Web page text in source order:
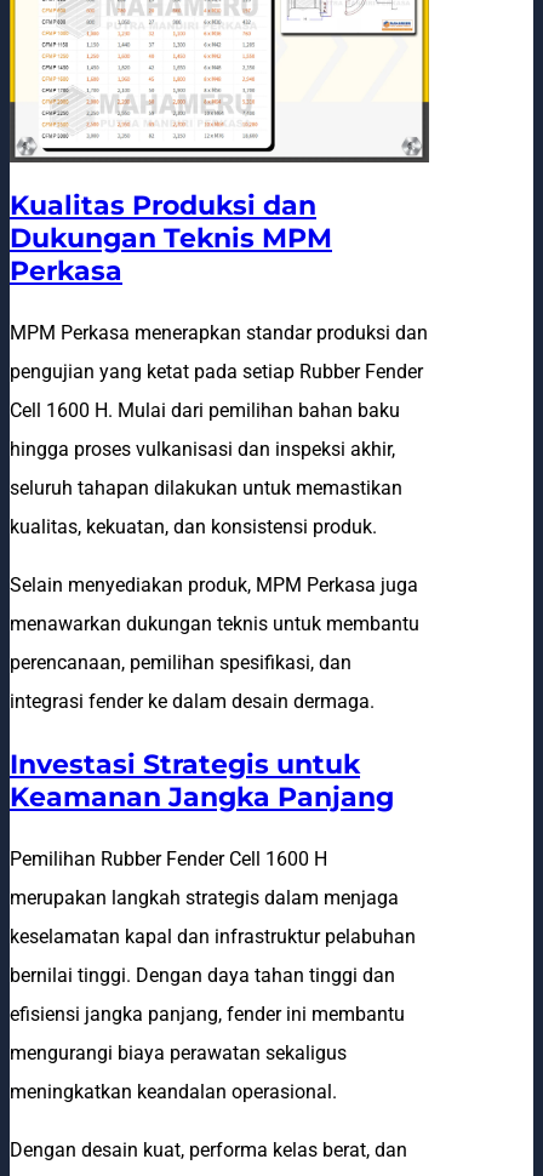
Kualitas Produksi dan
Dukungan Teknis MPM
Perkasa
MPM Perkasa menerapkan standar produksi dan
pengujian yang ketat pada setiap Rubber Fender
Cell 1600 H. Mulai dari pemilihan bahan baku
hingga proses vulkanisasi dan inspeksi akhir,
seluruh tahapan dilakukan untuk memastikan
kualitas, kekuatan, dan konsistensi produk.
Selain menyediakan produk, MPM Perkasa juga
menawarkan dukungan teknis untuk membantu
perencanaan, pemilihan spesifikasi, dan
integrasi fender ke dalam desain dermaga.
Investasi Strategis untuk
Keamanan Jangka Panjang
Pemilihan Rubber Fender Cell 1600 H
merupakan langkah strategis dalam menjaga
keselamatan kapal dan infrastruktur pelabuhan
bernilai tinggi. Dengan daya tahan tinggi dan
efisiensi jangka panjang, fender ini membantu
mengurangi biaya perawatan sekaligus
meningkatkan keandalan operasional.
Dengan desain kuat, performa kelas berat, dan